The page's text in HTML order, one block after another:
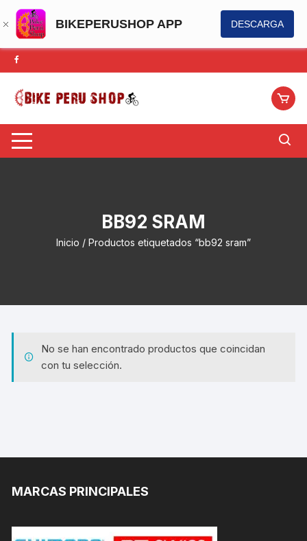
BIKEPERUSHOP APP DESCARGA
Saltar
al
contenido
BB92 SRAM
Inicio / Productos etiquetados “bb92 sram”
No se han encontrado productos que coincidan
con tu selección.
MARCAS PRINCIPALES